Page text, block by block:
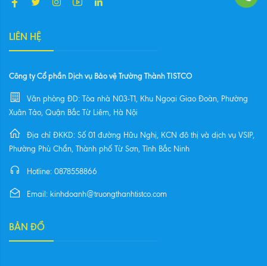
LIÊN HỆ
Công ty Cổ phần Dịch vụ Bảo vệ Trường Thành TISTCO
Văn phòng ĐD: Tòa nhà N03-T1, Khu Ngoại Giao Đoàn, Phường
Xuân Tảo, Quận Bắc Từ Liêm, Hà Nội
Địa chỉ ĐKKD: Số 01 đường Hữu Nghị, KCN đô thị và dịch vụ VSIP,
Phường Phù Chẩn, Thành phố Từ Sơn, Tỉnh Bắc Ninh
Hotline: 0878558866
Email: kinhdoanh@truongthanhtistco.com
BẢN ĐỒ